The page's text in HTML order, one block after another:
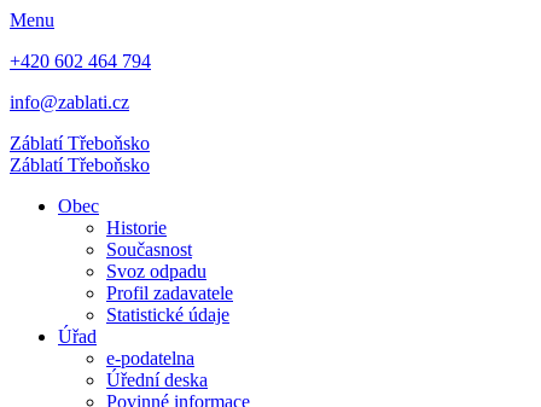
Menu
+420 602 464 794
info@zablati.cz
ZáblatíTřeboňsko
ZáblatíTřeboňsko
Obec
Historie
Současnost
Svoz odpadu
Profil zadavatele
Statistické údaje
Úřad
e-podatelna
Úřední deska
Povinné informace